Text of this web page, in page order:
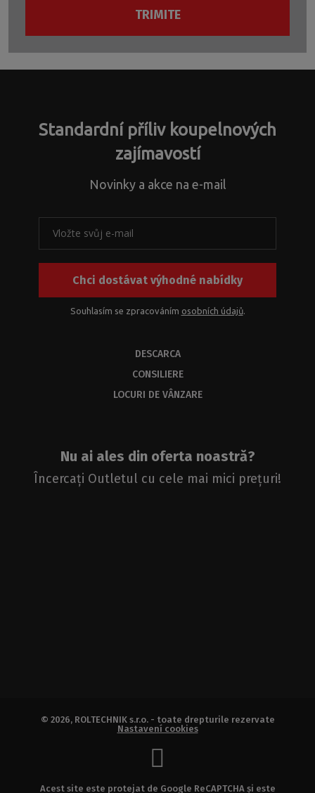
TRIMITE
să trimiteţi
formularul.
Standardní příliv koupelnových
zajímavostí
Novinky a akce na e-mail
Chci dostávat výhodné nabídky
Souhlasím se zpracováním osobních údajů.
DESCARCA
CONSILIERE
LOCURI DE VÂNZARE
Nu ai ales din oferta noastră?
Încercați Outletul cu cele mai mici prețuri!
© 2026, ROLTECHNIK s.r.o. - toate drepturile rezervate
Nastavení cookies
Acest site este protejat de Google ReCAPTCHA și este